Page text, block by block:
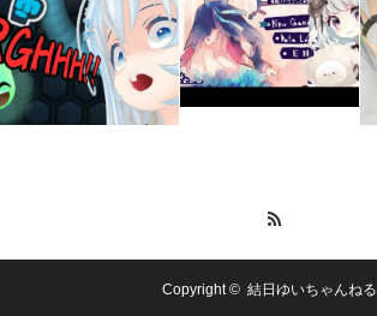
Copyright © 結日ゆいちゃんねる